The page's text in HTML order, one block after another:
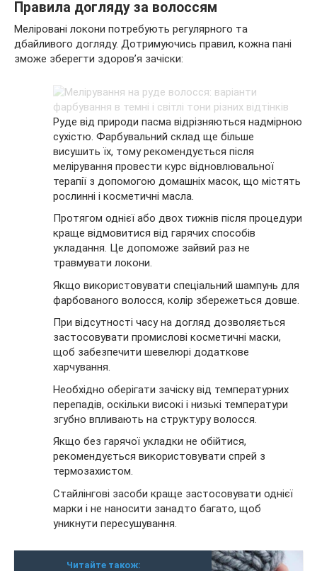
Правила догляду за волоссям
Меліровані локони потребують регулярного та
дбайливого догляду. Дотримуючись правил, кожна пані
зможе зберегти здоров’я зачіски:
Руде від природи пасма відрізняються надмірною
сухістю. Фарбувальний склад ще більше
висушить їх, тому рекомендується після
мелірування провести курс відновлювальної
терапії з допомогою домашніх масок, що містять
рослинні і косметичні масла.
Протягом однієї або двох тижнів після процедури
краще відмовитися від гарячих способів
укладання. Це допоможе зайвий раз не
травмувати локони.
Якщо використовувати спеціальний шампунь для
фарбованого волосся, колір збережеться довше.
При відсутності часу на догляд дозволяється
застосовувати промислові косметичні маски,
щоб забезпечити шевелюрі додаткове
харчування.
Необхідно оберігати зачіску від температурних
перепадів, оскільки високі і низькі температури
згубно впливають на структуру волосся.
Якщо без гарячої укладки не обійтися,
рекомендується використовувати спрей з
термозахистом.
Стайлінгові засоби краще застосовувати однієї
марки і не наносити занадто багато, щоб
уникнути пересушування.
Читайте також: